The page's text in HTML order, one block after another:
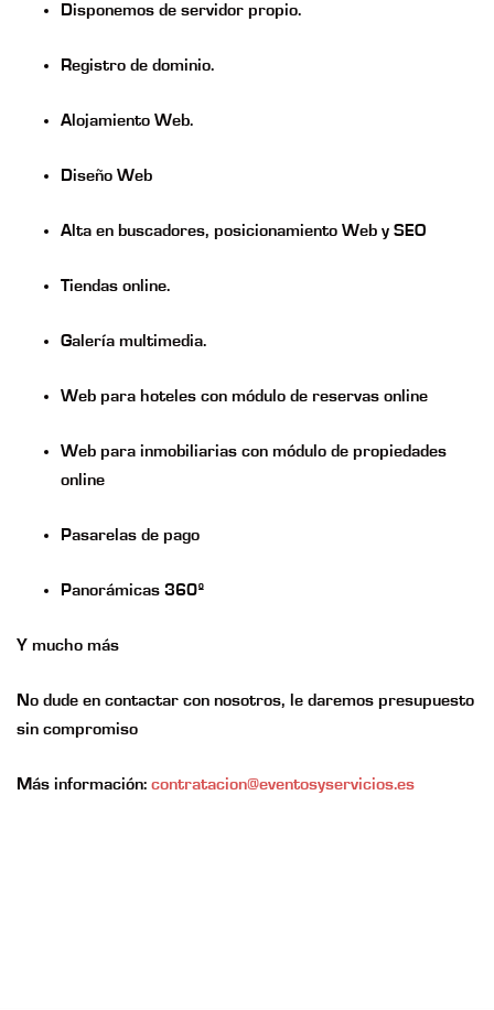
Disponemos de servidor propio.
Registro de dominio.
Alojamiento Web.
Diseño Web
Alta en buscadores, posicionamiento Web y SEO
Tiendas online.
Galería multimedia.
Web para hoteles con módulo de reservas online
Web para inmobiliarias con módulo de propiedades
online
Pasarelas de pago
Panorámicas 360º
Y mucho más
No dude en contactar con nosotros, le daremos presupuesto
sin compromiso
Más información: contratacion@eventosyservicios.es